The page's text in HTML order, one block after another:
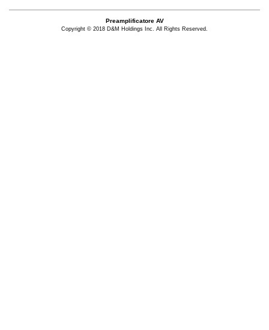
Preamplificatore AV
Copyright © 2018 D&M Holdings Inc. All Rights Reserved.